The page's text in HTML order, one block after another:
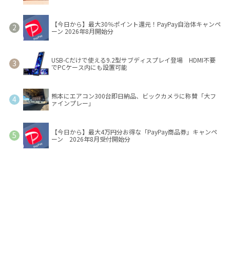
【今日から】最大30％ポイント還元！PayPay自治体キャンペ
ーン 2026年8月開始分
USB-Cだけで使える9.2型サブディスプレイ登場 HDMI不要
でPCケース内にも設置可能
熊本にエアコン300台即日納品、ビックカメラに称賛「大フ
ァインプレー」
【今日から】最大4万円分お得な「PayPay商品券」キャンペ
ーン 2026年8月受付開始分